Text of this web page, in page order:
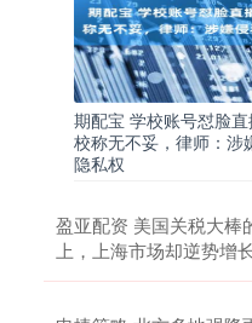
期配宝 学校账号怼脸
校称无不妥，律师：涉
隐私权
盈亚配资 美国关税大棒
上，上海市场却逆势增